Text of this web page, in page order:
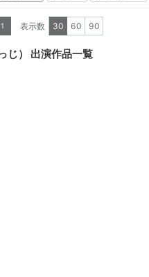
1 表示数 30 60 90
じ） 出演作品一覧